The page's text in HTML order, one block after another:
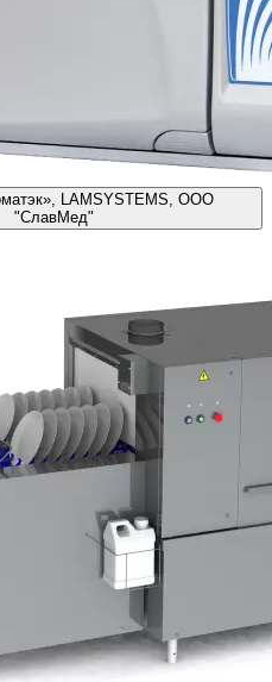
LAMSYSTEMS, ООО
"СлавМед"